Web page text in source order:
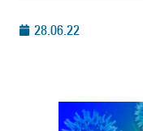
28.06.22